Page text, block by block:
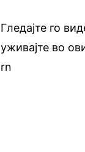
Гледајте го
уживајте во
rn